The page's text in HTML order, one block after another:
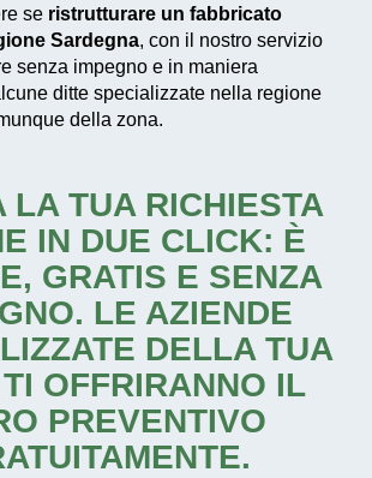
se ristrutturare un fabbricato
Sardegna, con il nostro servizio
senza impegno e in maniera
ditte specializzate nella regione
della zona.
LA TUA RICHIESTA
IN DUE CLICK: È
GRATIS E SENZA
LE AZIENDE
DELLA TUA
OFFRIRANNO IL
PREVENTIVO